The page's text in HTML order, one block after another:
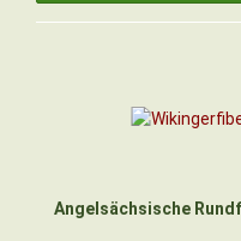
Angelsächsische